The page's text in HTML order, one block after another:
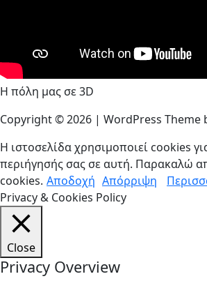
Η πόλη μας σε 3D
Copyright © 2026 | WordPress Theme
Η ιστοσελίδα χρησιμοποιεί cookies
περιήγησής σας σε αυτή. Παρακαλώ
cookies. Αποδοχή Απόρριψη
Privacy & Cookies Policy
Close
Privacy Overview